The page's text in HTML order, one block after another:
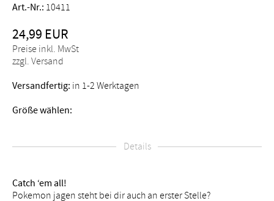
Art.-Nr.: 10411
24,99 EUR
Preise inkl. MwSt
zzgl. Versand
Versandfertig: in 1-2 Werktagen
Größe wählen:
Details
Catch ‘em all!
Pokemon jagen steht bei dir auch an erster Stelle?